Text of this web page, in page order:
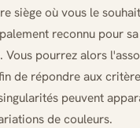
siège où vous le
reconnu pour
pourrez alors
de répondre aux
peuvent
de couleurs.